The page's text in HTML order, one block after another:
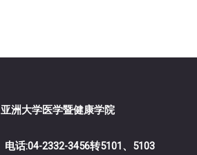
学医学暨健康学院
电话:04-2332-3456转5101、5103